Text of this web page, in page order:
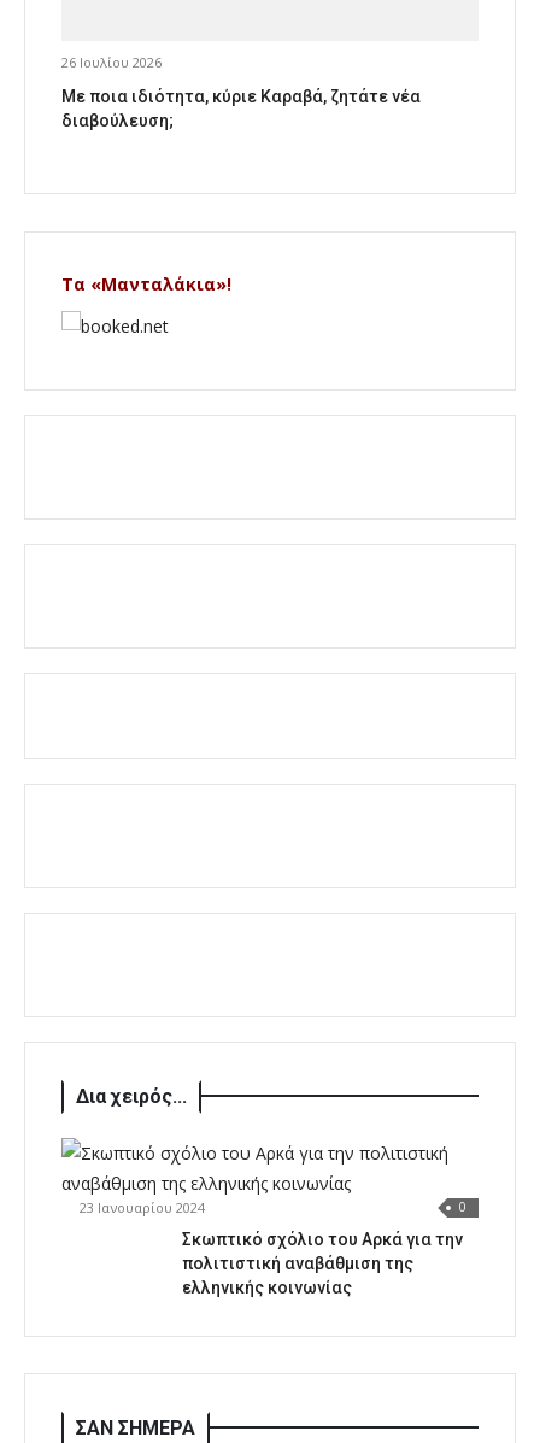
26 Ιουλίου 2026
Με ποια ιδιότητα, κύριε Καραβά, ζητάτε νέα
διαβούλευση;
Τα «Μανταλάκια»!
Δια χειρός...
23 Ιανουαρίου 2024 0
Σκωπτικό σχόλιο του Αρκά για την
πολιτιστική αναβάθμιση της
ελληνικής κοινωνίας
ΣΑΝ ΣΗΜΕΡΑ